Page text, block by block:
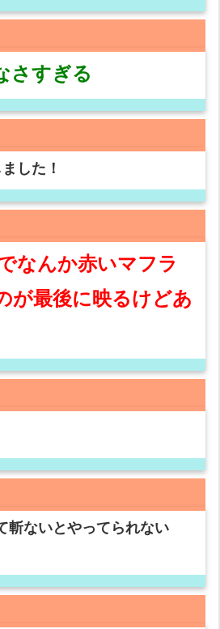
さすぎる
した！
なんか赤いマフラ
が最後に映るけどあ
斬ないとやってられない